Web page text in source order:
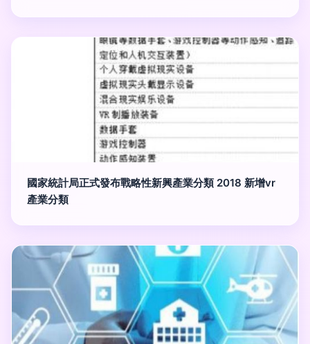
國家統計局正式發布戰略性新興產業分類 2018 新增vr
產業分類